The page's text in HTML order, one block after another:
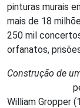
pinturas murais
mais de 18
250 mil
orfanatos,
Construção de
William Gropper